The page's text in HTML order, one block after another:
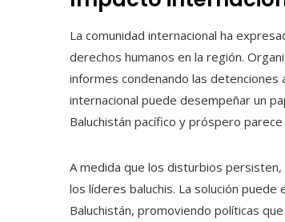
La comunidad internacional ha
derechos humanos en la región.
informes condenando las
internacional puede desempeñar un
Baluchistán pacífico y próspero
A medida que los disturbios
los líderes baluchis. La solución
Baluchistán, promoviendo políticas